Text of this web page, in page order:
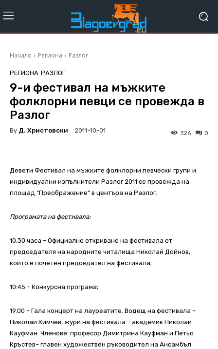
Начало Региона Разлог
РЕГИОНА РАЗЛОГ
9-и фестивал на мъжките
фолклорни певци се провежда в
Разлог
By Д. Христовски 2011-10-01 0
326
Девети Фестивал на мъжките фолклорни певчески групи и
индивидуални изпълнители Разлог 2011 се провежда на
площад “Преображение” в центъра на Разлог.
Програмата на фестивала:
10.30 часа – Официално откриване на фестивала от
председателя на народните читалища Николай Дойнов,
който е почетен председател на фестивала;
10:45 – Конкурсна програма;
19.00 – Гала концерт на лауреатите. Водещ на фестивала –
Николай Кимчев, жури на фестивала – академик Николай
Кауфман. Членове: професор Димитрина Кауфман и Петьо
Кръстев– главен художествен ръководител на Ансамбъл